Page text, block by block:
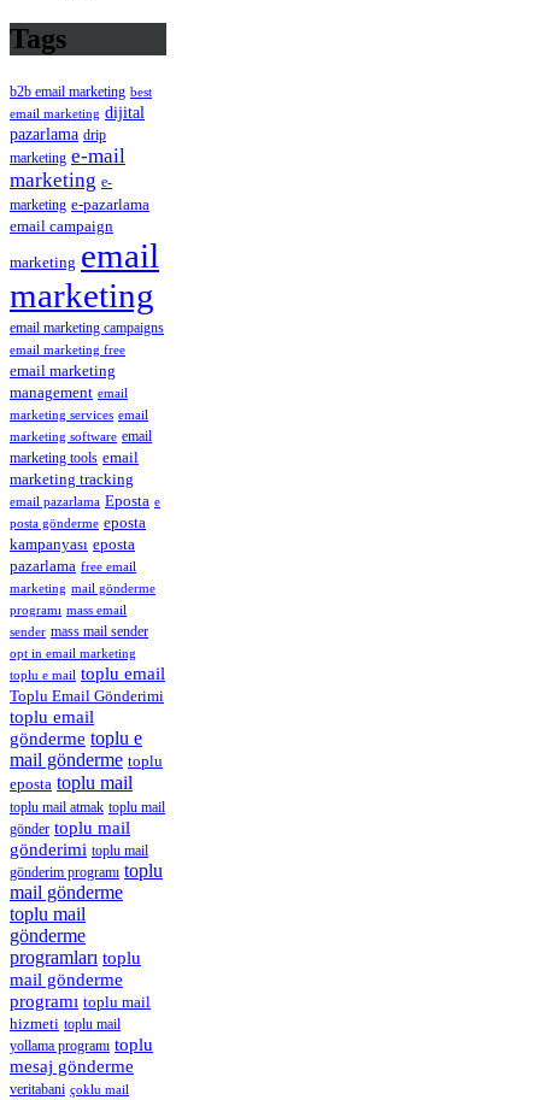
Tags
b2b email marketing best
email marketing dijital
pazarlama drip
marketing e-mail
marketing e-
marketing e-pazarlama
email campaign
marketing email
marketing
email marketing campaigns
email marketing free
email marketing
management email
marketing services email
marketing software email
marketing tools email
marketing tracking
email pazarlama Eposta e
posta gönderme eposta
kampanyası eposta
pazarlama free email
marketing mail gönderme
programı mass email
sender mass mail sender
opt in email marketing
toplu e mail toplu email
Toplu Email Gönderimi
toplu email
gönderme toplu e
mail gönderme toplu
eposta toplu mail
toplu mail atmak toplu mail
gönder toplu mail
gönderimi toplu mail
gönderim programı toplu
mail gönderme
toplu mail
gönderme
programları toplu
mail gönderme
programı toplu mail
hizmeti toplu mail
yollama programı toplu
mesaj gönderme
veritabani çoklu mail